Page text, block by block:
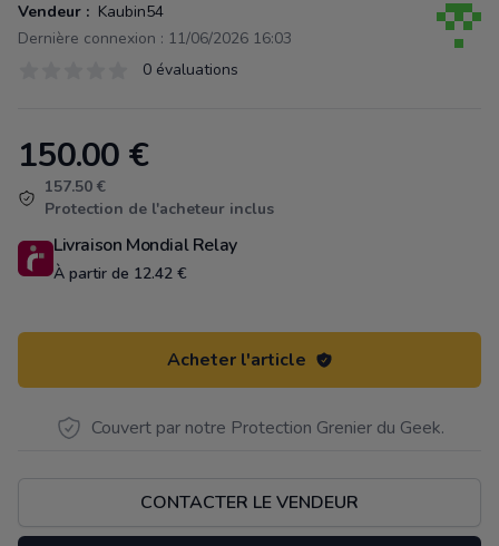
Vendeur : Kaubin54
Dernière connexion : 11/06/2026 16:03
0 évaluations
Product information
150.00 €
157.50 €
Protection de l'acheteur inclus
Livraison Mondial Relay
À partir de 12.42 €
Acheter l'article
Couvert par notre Protection Grenier du Geek.
CONTACTER LE VENDEUR